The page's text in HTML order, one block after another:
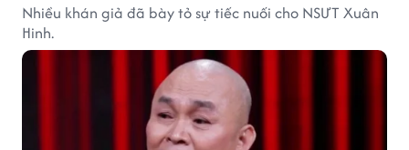
Nhiều khán giả đã bày tỏ sự tiếc nuối cho NSƯT Xuân
Hinh.